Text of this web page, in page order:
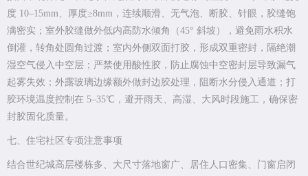
度 10–15mm、厚度≥8mm，连续顺滑、无气泡、断胶、针眼，胶缝饱
满密实；室外胶缝做外低内高防水倾角（45° 斜坡），避免雨水积水
倒灌，转角处圆角过渡；室内外侧双面打胶，形成双重密封，隔绝潮
湿空气侵入中空层；严禁使用酸性胶，防止腐蚀中空密封层导致漏气
起雾失效；外露玻璃边缘额外做封边胶处理，阻断水分侵入通道；打
胶环境温度控制在 5–35℃，避开雨天、高湿、大风时段施工，确保密
封胶固化质量。
七、住宅社区专项注意事项
结合世纪城高层楼栋多、大尺寸落地窗广、居住人口密集、门窗启闭